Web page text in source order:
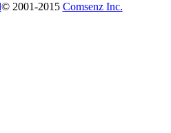
© 2001-2015 Comsenz Inc.